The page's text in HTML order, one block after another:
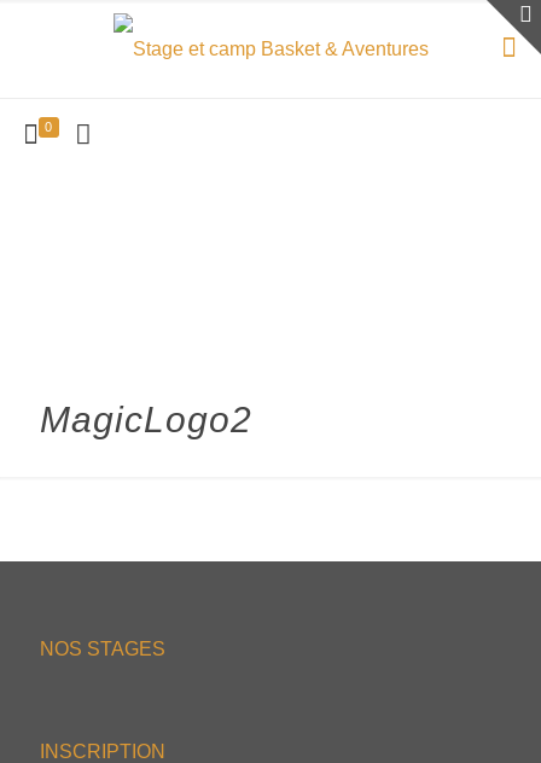
0
MagicLogo2
NOS STAGES
INSCRIPTION